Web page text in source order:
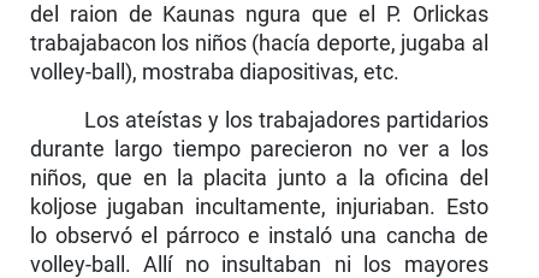
del raion de Kaunas ngura que el P. Orlickas
trabajabacon los niños (hacía deporte, jugaba al
volley-ball), mostraba diapositivas, etc.
Los ateístas y los trabajadores partidarios
durante largo tiempo parecieron no ver a los
niños, que en la placita junto a la oficina del
koljose jugaban inculta­mente, injuriaban. Esto
lo observó el párroco e instaló una cancha de
volley-ball. Allí no insultaban ni los mayores